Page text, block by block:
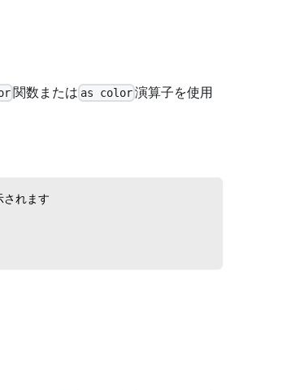
関数または as color演算子を使用
れます